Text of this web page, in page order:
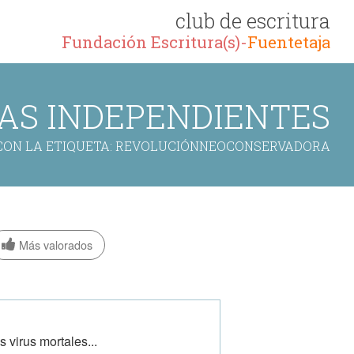
club de escritura
Fundación Escritura(s)-Fuentetaja
INDEPENDIENTES
LA ETIQUETA: REVOLUCIÓNNEOCONSERVADORA
Más valorados
virus mortales...